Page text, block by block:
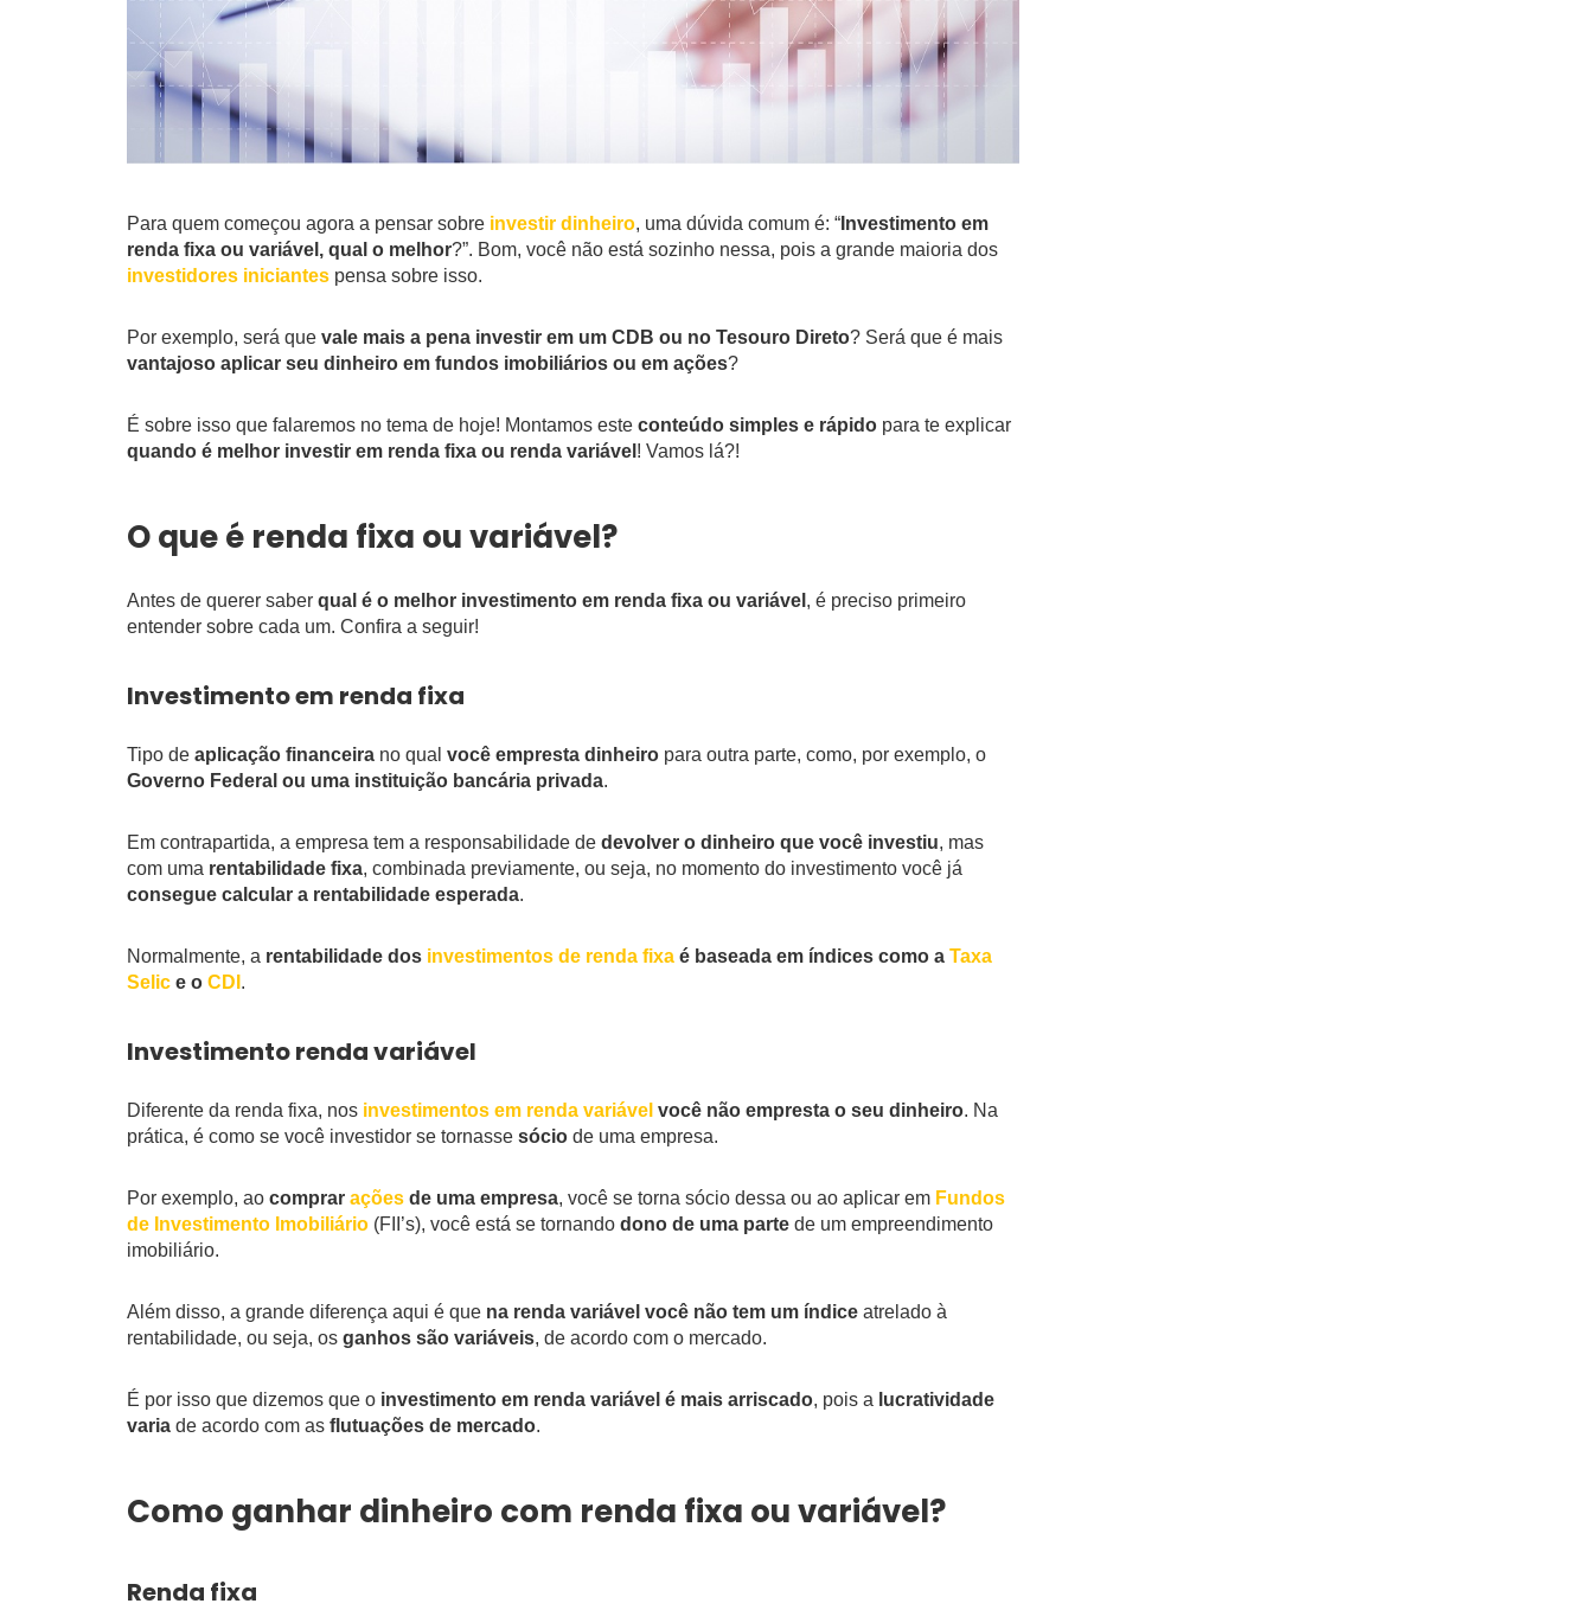
Para quem começou agora a pensar sobre investir dinheiro, uma dúvida comum é: “ Investimento em
renda fixa ou variável, qual o melhor?”. Bom, você não está sozinho nessa, pois a grande maioria dos
investidores iniciantes pensa sobre isso.
Por exemplo, será que vale mais a pena investir em um CDB ou no Tesouro Direto? Será que é mais
vantajoso aplicar seu dinheiro em fundos imobiliários ou em ações?
É sobre isso que falaremos no tema de hoje! Montamos este conteúdo simples e rápido para te explicar
quando é melhor investir em renda fixa ou renda variável ! Vamos lá?!
O que é renda fixa ou variável?
Antes de querer saber qual é o melhor investimento em renda fixa ou variável , é preciso primeiro
entender sobre cada um. Confira a seguir!
Investimento em renda fixa
Tipo de aplicação financeira no qual você empresta dinheiro para outra parte, como, por exemplo, o
Governo Federal ou uma instituição bancária privada.
Em contrapartida, a empresa tem a responsabilidade de devolver o dinheiro que você investiu, mas
com uma rentabilidade fixa, combinada previamente, ou seja, no momento do investimento você já
consegue calcular a rentabilidade esperada.
Normalmente, a rentabilidade dos investimentos de renda fixa é baseada em índices como a Taxa
Selic e o CDI .
Investimento renda variável
Diferente da renda fixa, nos investimentos em renda variável você não empresta o seu dinheiro. Na
prática, é como se você investidor se tornasse sócio de uma empresa.
Por exemplo, ao comprar ações de uma empresa, você se torna sócio dessa ou ao aplicar em Fundos
de Investimento Imobiliário (FII’s), você está se tornando dono de uma parte de um empreendimento
imobiliário.
Além disso, a grande diferença aqui é que na renda variável você não tem um índice atrelado à
rentabilidade, ou seja, os ganhos são variáveis, de acordo com o mercado.
É por isso que dizemos que o investimento em renda variável é mais arriscado, pois a lucratividade
varia de acordo com as flutuações de mercado.
Como ganhar dinheiro com renda fixa ou variável?
Renda fixa